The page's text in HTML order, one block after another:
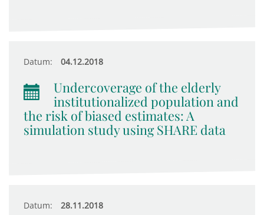
Datum: 04.12.2018
Undercoverage of the elderly
institutionalized population and
the risk of biased estimates: A
simulation study using SHARE data
Datum: 28.11.2018